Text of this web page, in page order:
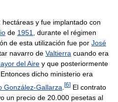
y fue implantado con
de 1951, durante el régimen
de esta utilización fue por José
navarro de Valtierra cuando era
del Aire y que posteriormente
dicho ministerio era
González-Gallarza [6] El contrato
un precio de 20.000 pesetas al